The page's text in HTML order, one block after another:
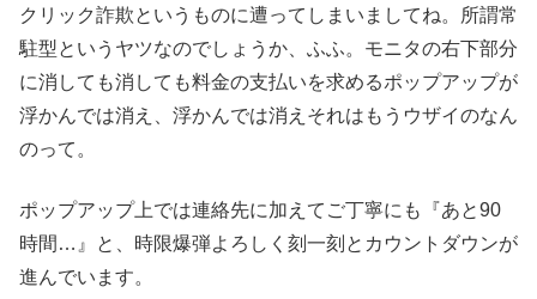
クリック詐欺というものに遭ってしまいましてね。所謂常
駐型というヤツなのでしょうか、ふふ。モニタの右下部分
に消しても消しても料金の支払いを求めるポップアップが
浮かんでは消え、浮かんでは消えそれはもうウザイのなん
のって。
ポップアップ上では連絡先に加えてご丁寧にも『あと90
時間…』と、時限爆弾よろしく刻一刻とカウントダウンが
進んでいます。